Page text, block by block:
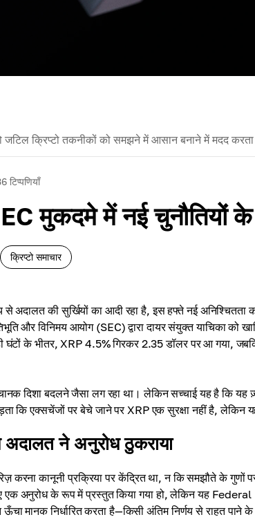
जटिल क्रिप्टो तकनीकों को समझने में आसान बनाने में मदद
टिप्पणियाँ
मुकदमे में नई चुनौतियों के
क्रिप्टो समाचार
अदालत की सुर्खियों का आदी रहा है, इस हफ्ते नई
और विनिमय आयोग (SEC) द्वारा दायर संयुक्त याचिका को
के भीतर, XRP 4.5% गिरकर 2.35 डॉलर पर आ गया,
दिशा बदलने जैसा लग रहा था। लेकिन सच्चाई यह है कि
कि एक्सचेंजों पर बेचे जाने पर XRP एक सुरक्षा नहीं है, लेकिन
अदालत ने अनुरोध ठुकराया
करना कानूनी प्रक्रिया पर केंद्रित था, न कि समझौते के
एक अनुरोध के रूप में प्रस्तुत किया गया हो, लेकिन यह
मानक निर्धारित करता है—किसी अंतिम निर्णय से राहत पाने